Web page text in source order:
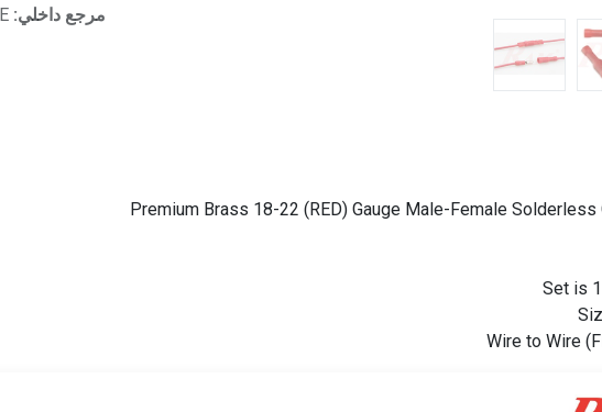
مرجع داخلي:
Premium Brass 18-22 (RED) Gauge Male-Female
Wire to Wire